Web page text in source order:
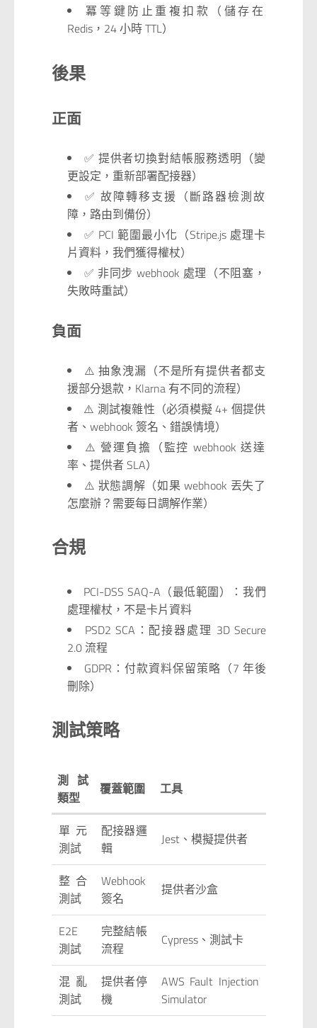
冪等鍵防止重複扣款（儲存在
Redis，24 小時 TTL）
後果
正面
✅ 提供者切換對結帳服務透明（變
更設定，重新部署配接器）
✅ 故障轉移支援（斷路器檢測故
障，路由到備份）
✅ PCI 範圍最小化（Stripe.js 處理卡
片資料，我們獲得權杖）
✅ 非同步 webhook 處理（不阻塞，
失敗時重試）
負面
⚠️ 抽象洩漏（不是所有提供者都支
援部分退款，Klarna 有不同的流程）
⚠️ 測試複雜性（必須模擬 4+ 個提供
者、webhook 簽名、錯誤情境）
⚠️ 營運負擔（監控 webhook 送達
率、提供者 SLA）
⚠️ 狀態調解（如果 webhook 丟失了
怎麼辦？需要每日調解作業）
合規
PCI-DSS SAQ-A（最低範圍）：我們
處理權杖，不是卡片資料
PSD2 SCA：配接器處理 3D Secure
2.0 流程
GDPR：付款資料保留策略（7 年後
刪除）
測試策略
測試
類型
覆蓋範圍 工具
單元
測試
配接器邏
輯
Jest、模擬提供者
整合
測試
Webhook
簽名
提供者沙盒
E2E
測試
完整結帳
流程
Cypress、測試卡
混亂
測試
提供者停
機
AWS Fault Injection
Simulator